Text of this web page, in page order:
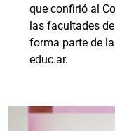
que confirió al
las facultades
forma parte de
educ.ar.